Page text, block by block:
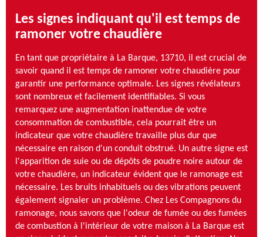
Les signes indiquant qu'il est temps de
ramoner votre chaudière
En tant que propriétaire à La Barque, 13710, il est crucial de
savoir quand il est temps de ramoner votre chaudière pour
garantir une performance optimale. Les signes révélateurs
sont nombreux et facilement identifiables. Si vous
remarquez une augmentation inattendue de votre
consommation de combustible, cela pourrait être un
indicateur que votre chaudière travaille plus dur que
nécessaire en raison d'un conduit obstrué. Un autre signe est
l'apparition de suie ou de dépôts de poudre noire autour de
votre chaudière, un indicateur évident que le ramonage est
nécessaire. Les bruits inhabituels ou des vibrations peuvent
également signaler un problème. Chez Les Compagnons du
ramonage, nous savons que l'odeur de fumée ou des fumées
de combustion à l'intérieur de votre maison à La Barque est